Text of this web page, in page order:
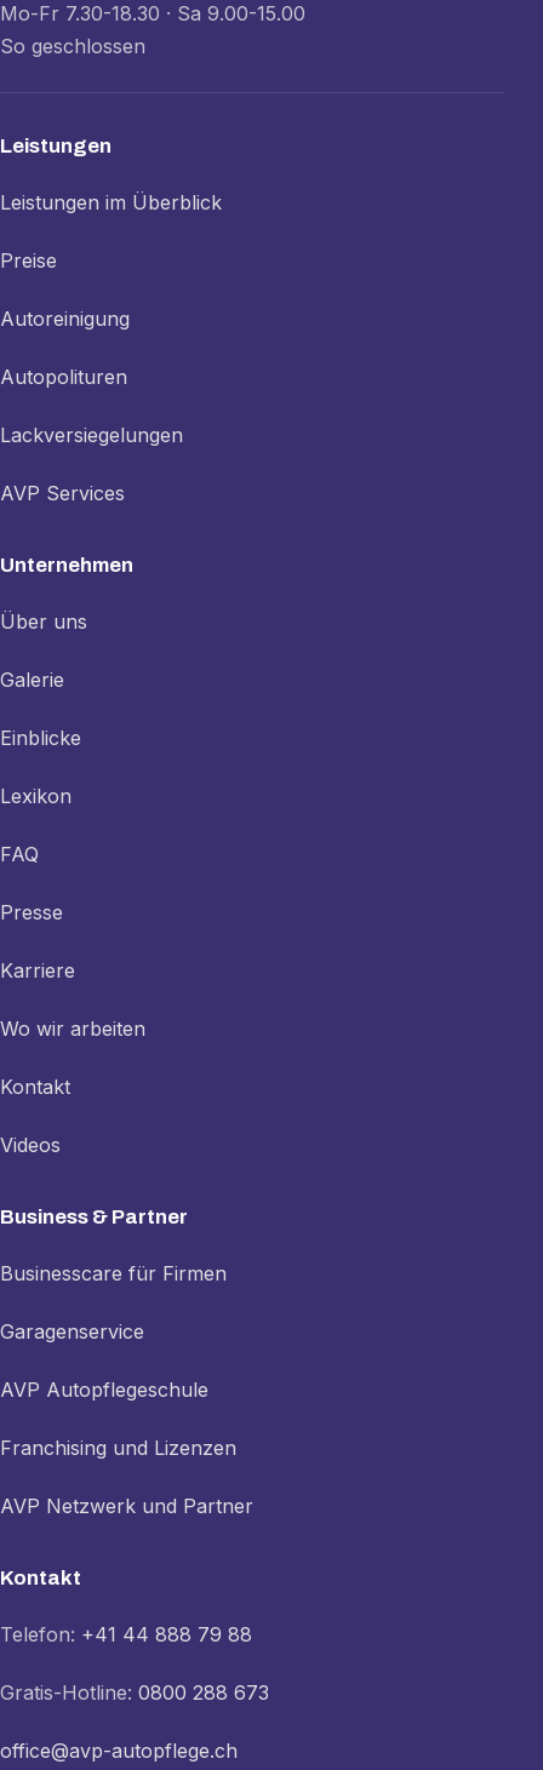
Mo-Fr 7.30-18.30 · Sa 9.00-15.00
So geschlossen
Leistungen
Leistungen im Überblick
Preise
Autoreinigung
Autopolituren
Lackversiegelungen
AVP Services
Unternehmen
Über uns
Galerie
Einblicke
Lexikon
FAQ
Presse
Karriere
Wo wir arbeiten
Kontakt
Videos
Business & Partner
Businesscare für Firmen
Garagenservice
AVP Autopflegeschule
Franchising und Lizenzen
AVP Netzwerk und Partner
Kontakt
Telefon: +41 44 888 79 88
Gratis-Hotline: 0800 288 673
office@avp-autopflege.ch